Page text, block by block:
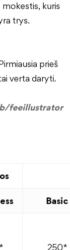
kuris
trys.
prieš
verta daryti.
feeillustrator
Basic
250*